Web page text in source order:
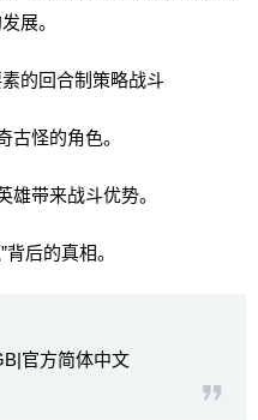
展。
的回合制策略战斗
怪的角色。
带来战斗优势。
后的真相。
官方简体中文